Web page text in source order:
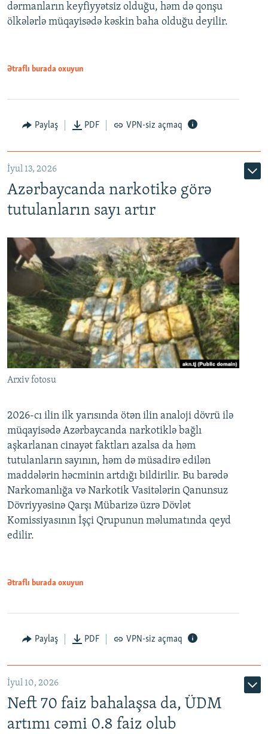
dərmanların keyfiyyətsiz olduğu, həm də qonşu
ölkələrlə müqayisədə kəskin baha olduğu deyilir.
Ətraflı burada oxuyun
Paylaş PDF VPN-siz açmaq
İyul 13, 2026
Azərbaycanda narkotikə görə
tutulanların sayı artır
Arxiv fotosu
2026-cı ilin ilk yarısında ötən ilin analoji dövrü ilə
müqayisədə Azərbaycanda narkotiklə bağlı
aşkarlanan cinayət faktları azalsa da həm
tutulanların sayının, həm də müsadirə edilən
maddələrin həcminin artdığı bildirilir. Bu barədə
Narkomanlığa və Narkotik Vasitələrin Qanunsuz
Dövriyyəsinə Qarşı Mübarizə üzrə Dövlət
Komissiyasının İşçi Qrupunun məlumatında qeyd
edilir.
Ətraflı burada oxuyun
Paylaş PDF VPN-siz açmaq
İyul 10, 2026
Neft 70 faiz bahalaşsa da, ÜDM
artımı cəmi 0.8 faiz olub